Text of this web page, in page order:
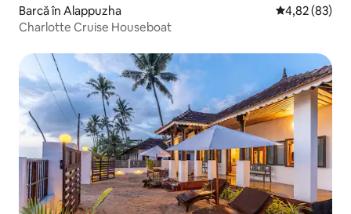
Barcă în Alappuzha Scor mediu
4,82 (83)
Charlotte Cruise Houseboat